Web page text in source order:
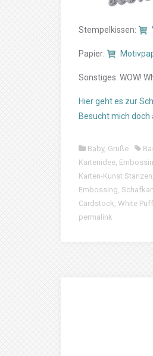
Stempelkissen:
Papier:
Sonstiges: WOW!
Hier geht es zur
Besucht mich doch
Baby, Grüße
Kartenidee,
Karten-Kunst Stanzen
Embossing,
Cardstock, White
permalink